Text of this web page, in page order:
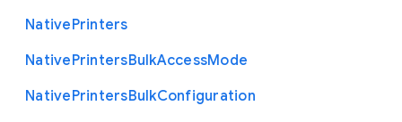
NativePrinters
NativePrintersBulkAccessMode
NativePrintersBulkConfiguration